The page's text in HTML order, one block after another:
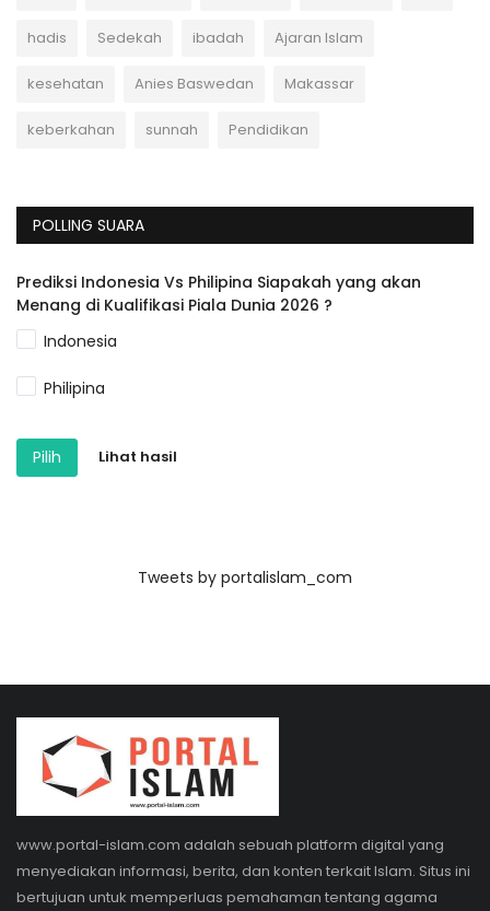
hadis Sedekah ibadah Ajaran Islam
kesehatan Anies Baswedan Makassar
keberkahan sunnah Pendidikan
POLLING SUARA
Prediksi Indonesia Vs Philipina Siapakah yang akan
Menang di Kualifikasi Piala Dunia 2026 ?
Indonesia
Philipina
Pilih Lihat hasil
Tweets by portalislam_com
www.portal-islam.com adalah sebuah platform digital yang
menyediakan informasi, berita, dan konten terkait Islam. Situs ini
bertujuan untuk memperluas pemahaman tentang agama